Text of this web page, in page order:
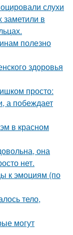
слухи
заметили в
полезно
здоровья
просто:
а побеждает
в красном
она
нет.
к эмоциям (по
тело,
могут